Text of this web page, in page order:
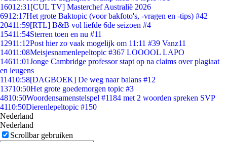
16012:31 [CUL TV] Masterchef Australië 2026
6912:17Het grote Baktopic (voor bakfoto's, -vragen en -tips) #42
20411:59[RTL] B&B vol liefde 6de seizoen #4
15411:54Sterren toen en nu #11
12911:12Post hier zo vaak mogelijk om 11:11 #39 Vanz11
14011:08Meisjesnamenlepeltopic #367 LOOOOL LAPO
14611:01Jonge Cambridge professor stapt op na claims over plagiaat
en leugens
11410:58[DAGBOEK] De weg naar balans #12
13710:50Het grote goedemorgen topic #3
4810:50Woordensamenstelspel #1184 met 2 woorden spreken SVP
4110:50Dierenlepeltopic #150
Nederland
Nederland
Scrollbar gebruiken